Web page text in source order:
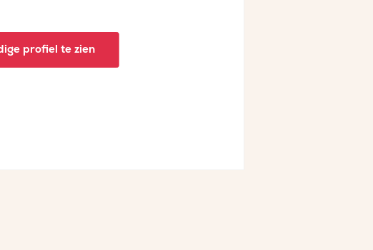
profiel te zien